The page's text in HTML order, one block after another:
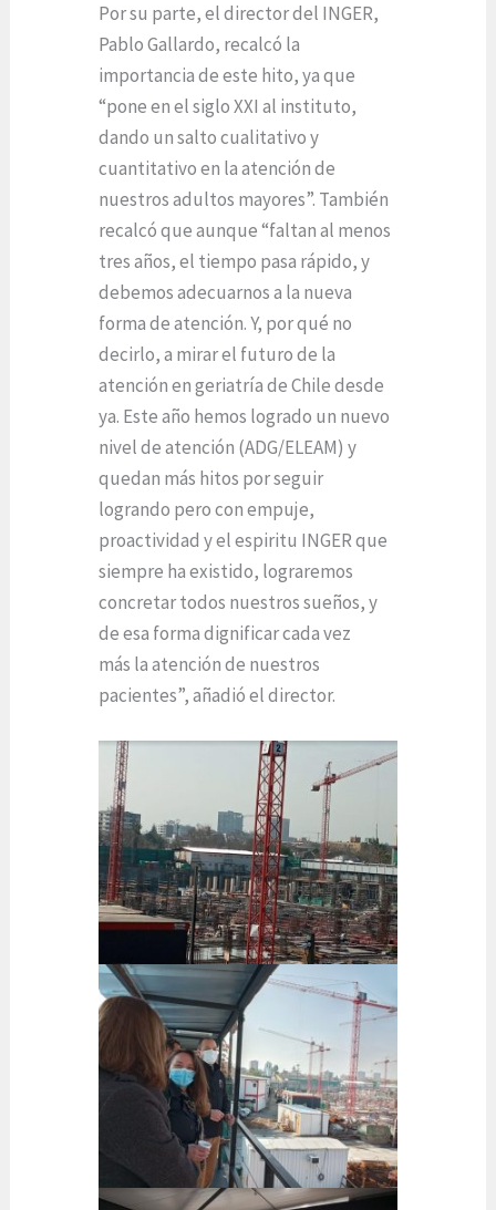
Por su parte, el director del INGER,
Pablo Gallardo, recalcó la
importancia de este hito, ya que
“pone en el siglo XXI al instituto,
dando un salto cualitativo y
cuantitativo en la atención de
nuestros adultos mayores”. También
recalcó que aunque “faltan al menos
tres años, el tiempo pasa rápido, y
debemos adecuarnos a la nueva
forma de atención. Y, por qué no
decirlo, a mirar el futuro de la
atención en geriatría de Chile desde
ya. Este año hemos logrado un nuevo
nivel de atención (ADG/ELEAM) y
quedan más hitos por seguir
logrando pero con empuje,
proactividad y el espiritu INGER que
siempre ha existido, lograremos
concretar todos nuestros sueños, y
de esa forma dignificar cada vez
más la atención de nuestros
pacientes”, añadió el director.